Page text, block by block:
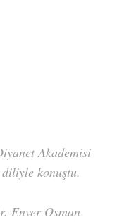
Akademisi
konuştu.
Enver Osman